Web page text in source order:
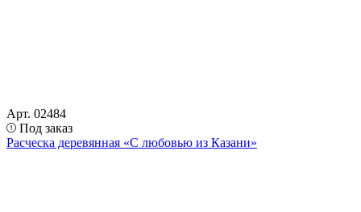
Арт. 02484
Под заказ
Расческа деревянная «С любовью из Казани»